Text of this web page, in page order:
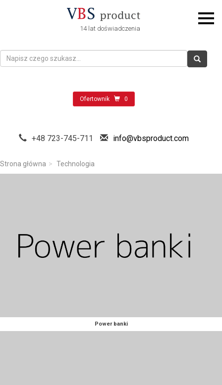
14 lat doświadczenia
Ofertownik 0
+48 723-745-711 info@vbsproduct.com
Strona główna Technologia
Power banki